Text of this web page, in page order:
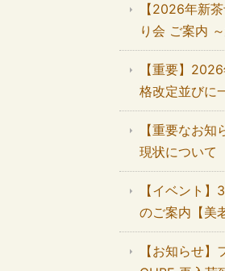
【2026年新
り会 ご案内
【重要】
格改定並びに
【重要なお知
現状について
【イベント
のご案内【美
【お知らせ